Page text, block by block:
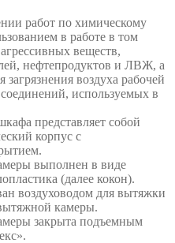
работ по химическому
в работе в том
веществ,
нефтепродуктов и ЛВЖ, а
воздуха рабочей
используемых в
представляет собой
корпус с
выполнен в виде
(далее кокон).
воздуховодом для вытяжки
камеры.
закрыта подъемным